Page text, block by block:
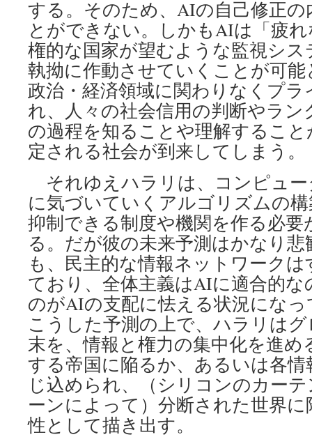
する。そのため、AIの自己修正
とができない。しかもAIは「疲
権的な国家が望むような監視シ
執拗に作動させていくことが可
政治・経済領域に関わりなくプ
れ、人々の社会信用の判断やラ
の過程を知ることや理解するこ
定される社会が到来してしまう。
それゆえハラリは、コンピュ
に気づいていくアルゴリズムの
抑制できる制度や機関を作る必
る。だが彼の未来予測はかなり
も、民主的な情報ネットワーク
ており、全体主義はAIに適合的
のがAIの支配に怯える状況にな
こうした予測の上で、ハラリは
末を、情報と権力の集中化を進
する帝国に陥るか、あるいは各
じ込められ、（シリコンのカー
ーンによって）分断された世界
性として描き出す。